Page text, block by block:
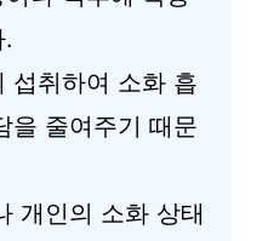
섭취하여 소화 흡
을 줄여주기 때문
개인의 소화 상태